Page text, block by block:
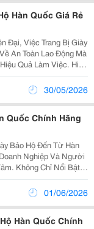
Hàn Quốc Giá Rẻ
Đại, Việc Trang Bị Giày
An Toàn Lao Động Mà
Quả Làm Việc. Hiện
Hộ Hàn Quốc Giá Rẻ
Sự Kết Hợp...30/05/2026
Quốc Chính Hãng
Bảo Hộ Đến Từ Hàn
Nghiệp Và Người
Không Chỉ Nổi Bật
Giày Bảo Hộ Hàn Quốc
Bền, Sự Thoải Mái
01/06/2026
Hàn Quốc Chính